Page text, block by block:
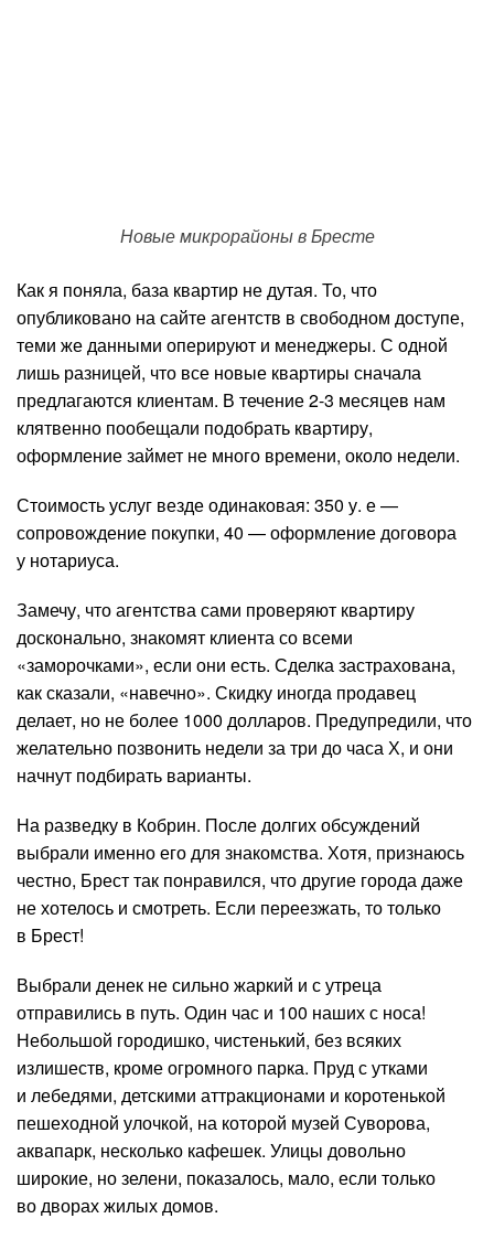
Новые микрорайоны в Бресте
Как я поняла, база квартир не дутая. То, что
опубликовано на сайте агентств в свободном доступе,
теми же данными оперируют и менеджеры. С одной
лишь разницей, что все новые квартиры сначала
предлагаются клиентам. В течение 2-3 месяцев нам
клятвенно пообещали подобрать квартиру,
оформление займет не много времени, около недели.
Стоимость услуг везде одинаковая: 350 у. е —
сопровождение покупки, 40 — оформление договора
у нотариуса.
Замечу, что агентства сами проверяют квартиру
досконально, знакомят клиента со всеми
«заморочками», если они есть. Сделка застрахована,
как сказали, «навечно». Скидку иногда продавец
делает, но не более 1000 долларов. Предупредили, что
желательно позвонить недели за три до часа Х, и они
начнут подбирать варианты.
На разведку в Кобрин. После долгих обсуждений
выбрали именно его для знакомства. Хотя, признаюсь
честно, Брест так понравился, что другие города даже
не хотелось и смотреть. Если переезжать, то только
в Брест!
Выбрали денек не сильно жаркий и с утреца
отправились в путь. Один час и 100 наших с носа!
Небольшой городишко, чистенький, без всяких
излишеств, кроме огромного парка. Пруд с утками
и лебедями, детскими аттракционами и коротенькой
пешеходной улочкой, на которой музей Суворова,
аквапарк, несколько кафешек. Улицы довольно
широкие, но зелени, показалось, мало, если только
во дворах жилых домов.